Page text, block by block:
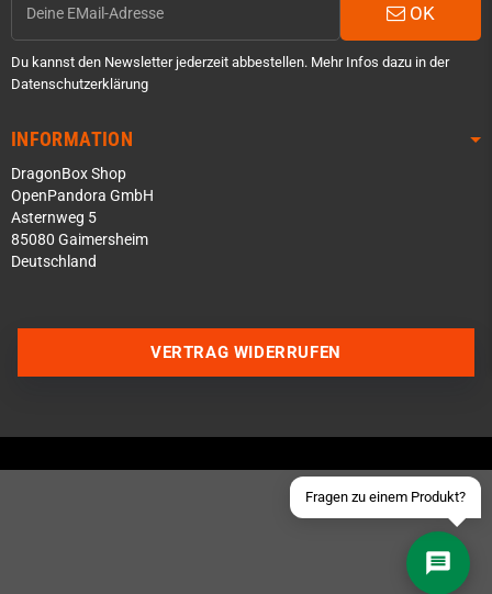
OK
Du kannst den Newsletter jederzeit abbestellen. Mehr Infos dazu in der
Datenschutzerklärung
INFORMATION
DragonBox Shop
OpenPandora GmbH
Asternweg 5
85080 Gaimersheim
Deutschland
Fragen zu einem Produkt?
Schick uns eine eMail
VERTRAG WIDERRUFEN